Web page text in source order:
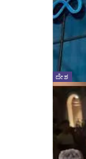
ದೇಶ